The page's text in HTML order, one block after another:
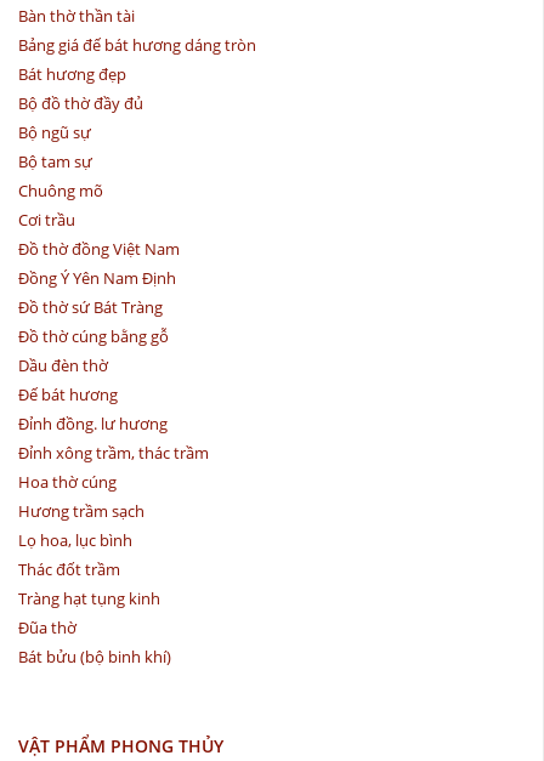
Bàn thờ thần tài
Bảng giá đế bát hương dáng tròn
Bát hương đẹp
Bộ đồ thờ đầy đủ
Bộ ngũ sự
Bộ tam sự
Chuông mõ
Cơi trầu
Đồ thờ đồng Việt Nam
Đồng Ý Yên Nam Định
Đồ thờ sứ Bát Tràng
Đồ thờ cúng bằng gỗ
Dầu đèn thờ
Đế bát hương
Đỉnh đồng. lư hương
Đỉnh xông trầm, thác trầm
Hoa thờ cúng
Hương trầm sạch
Lọ hoa, lục bình
Thác đốt trầm
Tràng hạt tụng kinh
Đũa thờ
Bát bửu (bộ binh khí)
VẬT PHẨM PHONG THỦY